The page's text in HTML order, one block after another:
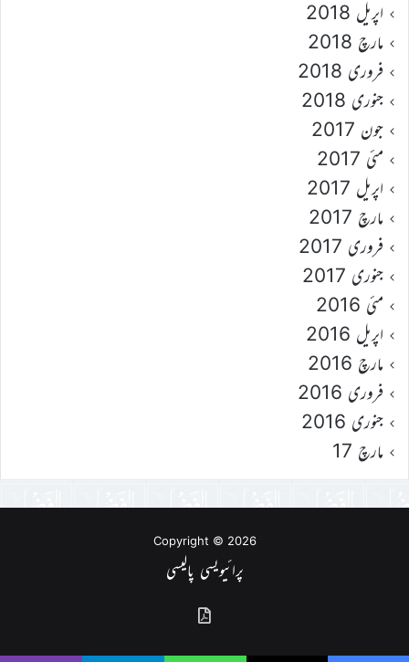
اپریل 2018
مارچ 2018
فروری 2018
جنوری 2018
جون 2017
مئی 2017
اپریل 2017
مارچ 2017
فروری 2017
جنوری 2017
مئی 2016
اپریل 2016
مارچ 2016
فروری 2016
جنوری 2016
مارچ 17
Copyright © 2026
پرائیویسی پالیسی
گذشتہ
شمارے